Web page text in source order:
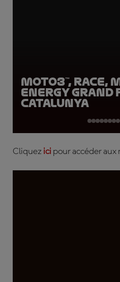
Moto3™, Race,
Energy
Catalunya
Cliquez ici pour accéder aux